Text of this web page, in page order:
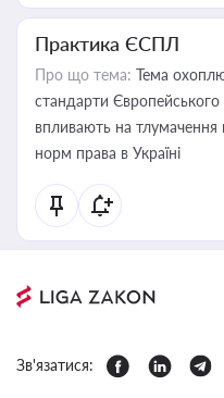
Практика ЄСПЛ
Про що тема: Тема
стандарти
впливають на тлумачення
норм права в Україні
Зв'язатися: